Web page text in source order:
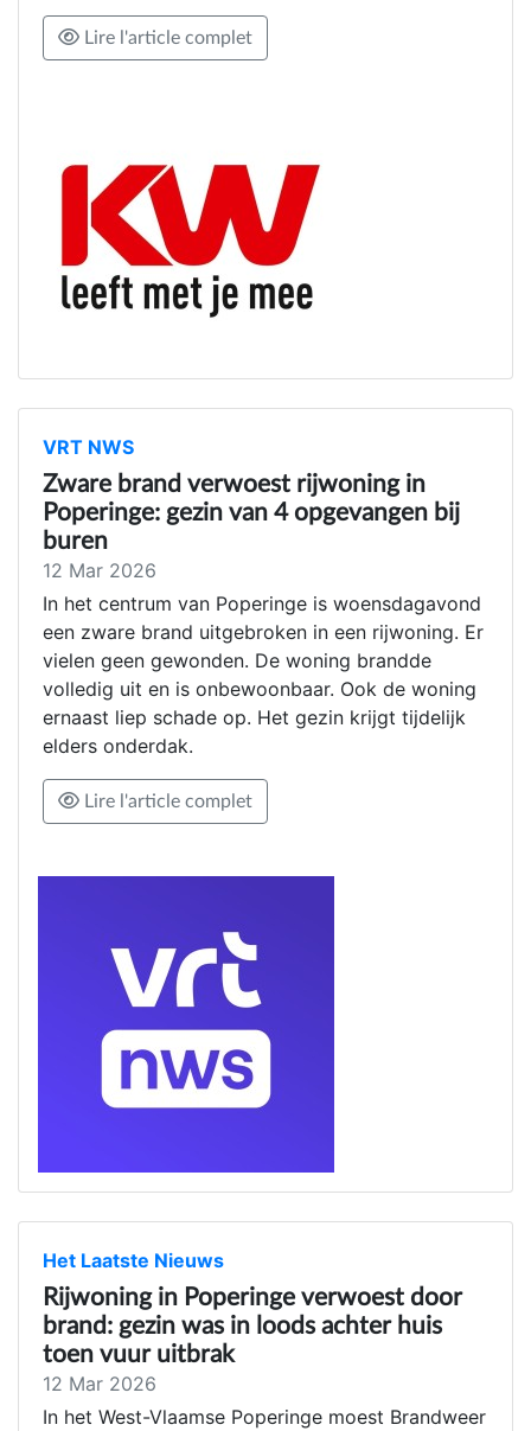
Lire l'article complet
VRT NWS
Zware brand verwoest rijwoning in
Poperinge: gezin van 4 opgevangen bij
buren
12 Mar 2026
In het centrum van Poperinge is woensdagavond
een zware brand uitgebroken in een rijwoning. Er
vielen geen gewonden. De woning brandde
volledig uit en is onbewoonbaar. Ook de woning
ernaast liep schade op. Het gezin krijgt tijdelijk
elders onderdak.
Lire l'article complet
Het Laatste Nieuws
Rijwoning in Poperinge verwoest door
brand: gezin was in loods achter huis
toen vuur uitbrak
12 Mar 2026
In het West-Vlaamse Poperinge moest Brandweer